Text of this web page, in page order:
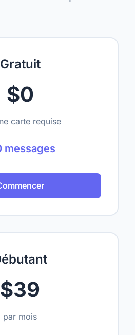
Gratuit
$0
carte requise
messages
$39
par mois